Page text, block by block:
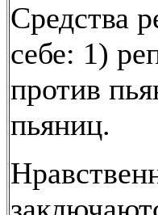
Средства
себе: 1)
против
пьяниц.